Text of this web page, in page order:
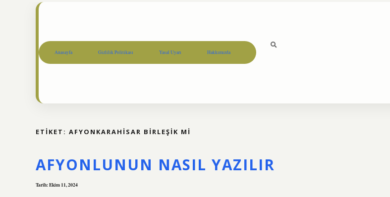
Anasayfa Gizlilik Politikası Yasal Uyarı Hakkımızda
ETIKET: AFYONKARAHISAR BIRLEŞIK MI
AFYONLUNUN NASIL YAZILIR
Tarih: Ekim 11, 2024